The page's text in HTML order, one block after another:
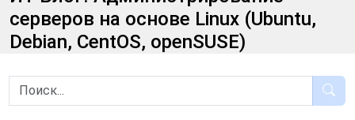
серверов на основе Linux (Ubuntu,
Debian, CentOS, openSUSE)